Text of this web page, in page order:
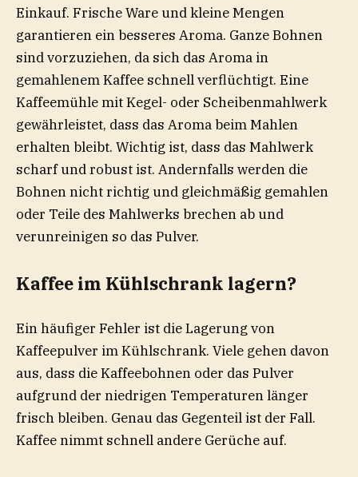
Einkauf. Frische Ware und kleine Mengen
garantieren ein besseres Aroma. Ganze Bohnen
sind vorzuziehen, da sich das Aroma in
gemahlenem Kaffee schnell verflüchtigt. Eine
Kaffeemühle mit Kegel- oder Scheibenmahlwerk
gewährleistet, dass das Aroma beim Mahlen
erhalten bleibt. Wichtig ist, dass das Mahlwerk
scharf und robust ist. Andernfalls werden die
Bohnen nicht richtig und gleichmäßig gemahlen
oder Teile des Mahlwerks brechen ab und
verunreinigen so das Pulver.
Kaffee im Kühlschrank lagern?
Ein häufiger Fehler ist die Lagerung von
Kaffeepulver im Kühlschrank. Viele gehen davon
aus, dass die Kaffeebohnen oder das Pulver
aufgrund der niedrigen Temperaturen länger
frisch bleiben. Genau das Gegenteil ist der Fall.
Kaffee nimmt schnell andere Gerüche auf.